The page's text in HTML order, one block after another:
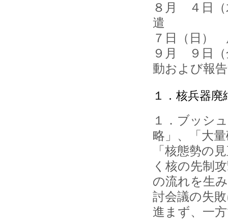
８月 ４日
遣
７日（日）
９月 ９日（
動および報
１．核兵器
１．ブッシ
略」、「大
「核態勢の
く核の先制
の流れを生
討会議の失
進まず、一